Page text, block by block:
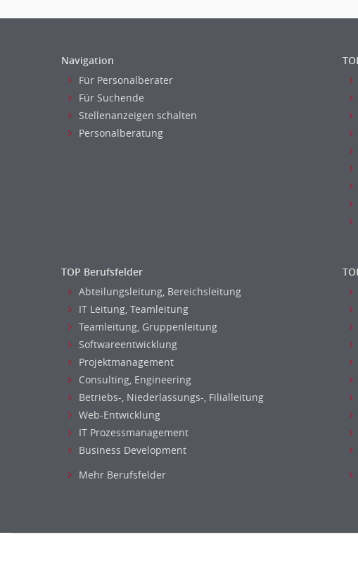
Navigation
Für Personalberater
Für Suchende
Stellenanzeigen schalten
Personalberatung
TOP Berufsfelder
Abteilungsleitung, Bereichsleitung
IT Leitung, Teamleitung
Teamleitung, Gruppenleitung
Softwareentwicklung
Projektmanagement
Consulting, Engineering
Betriebs-, Niederlassungs-, Filialleitung
Web-Entwicklung
IT Prozessmanagement
Business Development
Mehr Berufsfelder